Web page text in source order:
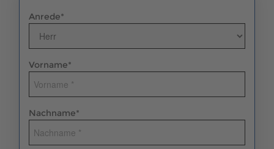
Anrede*
Vorname*
Nachname*